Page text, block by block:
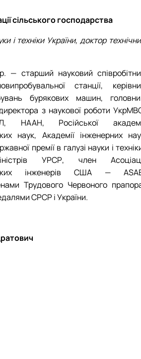
сільського господарства
і техніки України, доктор
— старший науковий
станції,
бурякових машин,
з наукової роботи
НААН, Російської
наук, Академії інженерних
премії в галузі науки і
УРСР, член
інженерів США —
Трудового Червоного
СРСР і України.